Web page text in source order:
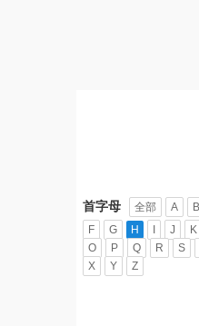
首字母 全部 A B
F
G H I J K
O
P Q R S
X
Y Z